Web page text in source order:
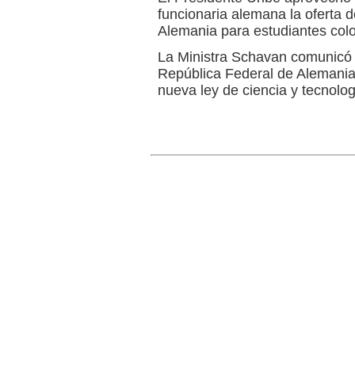
funcionaria alemana la oferta
Alemania para estudiantes
La Ministra Schavan
República Federal de
nueva ley de ciencia y